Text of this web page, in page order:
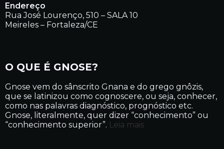
Endereço
Rua José Lourenço, 510 – SALA 10
Meireles – Fortaleza/CE
O QUE É GNOSE?
Gnose vem do sânscrito Gnana e do grego gnôzis,
que se latinizou como cognoscere, ou seja, conhecer,
como nas palavras diagnóstico, prognóstico etc.
Gnose, literalmente, quer dizer “conhecimento” ou
“conhecimento superior”. Leia mais